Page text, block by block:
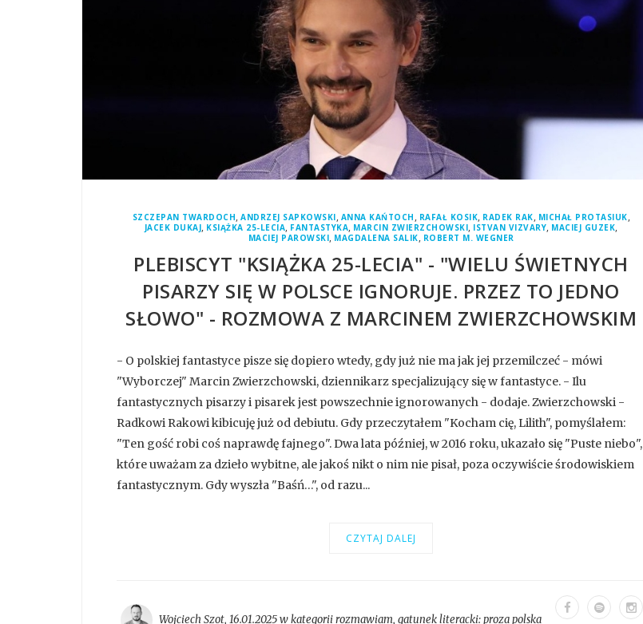
SZCZEPAN TWARDOCH, ANDRZEJ SAPKOWSKI, ANNA KAŃTOCH , RAFAŁ KOSIK, RADEK RAK, MICHAŁ PROTASIUK,
JACEK DUKAJ, KSIĄŻKA 25-LECIA, FANTASTYKA, MARCIN ZWIERZCHOWSKI, ISTVAN VIZVARY, MACIEJ GUZEK,
MACIEJ PAROWSKI, MAGDALENA SALIK, ROBERT M. WEGNER
PLEBISCYT "KSIĄŻKA 25-LECIA" - "WIELU ŚWIETNYCH
PISARZY SIĘ W POLSCE IGNORUJE. PRZEZ TO JEDNO
SŁOWO" - ROZMOWA Z MARCINEM ZWIERZCHOWSKIM
- O polskiej fantastyce pisze się dopiero wtedy, gdy już nie ma jak jej przemilczeć - mówi
"Wyborczej" Marcin Zwierzchowski, dziennikarz specjalizujący się w fantastyce. - Ilu
fantastycznych pisarzy i pisarek jest powszechnie ignorowanych - dodaje. Zwierzchowski -
Radkowi Rakowi kibicuję już od debiutu. Gdy przeczytałem "Kocham cię, Lilith", pomyślałem:
"Ten gość robi coś naprawdę fajnego". Dwa lata później, w 2016 roku, ukazało się "Puste niebo",
które uważam za dzieło wybitne, ale jakoś nikt o nim nie pisał, poza oczywiście środowiskiem
fantastycznym. Gdy wyszła "Baśń…", od razu...
CZYTAJ DALEJ
Wojciech Szot, 16.01.2025 w kategoriirozmawiam, gatunek literacki:proza polska